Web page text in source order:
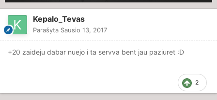
Kepalo_Tevas
Parašyta Sausio 13, 2017
+20 zaideju dabar nuejo i ta servva bent jau paziuret :D
2